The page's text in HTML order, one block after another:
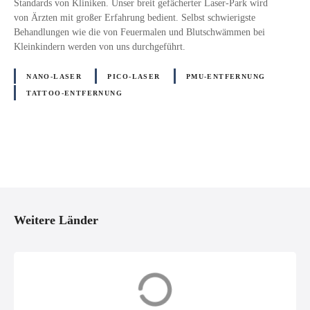
Standards von Kliniken. Unser breit gefächerter Laser-Park wird
von Ärzten mit großer Erfahrung bedient. Selbst schwierigste
Behandlungen wie die von Feuermalen und Blutschwämmen bei
Kleinkindern werden von uns durchgeführt.
NANO-LASER PICO-LASER PMU-ENTFERNUNG
TATTOO-ENTFERNUNG
Weitere Länder